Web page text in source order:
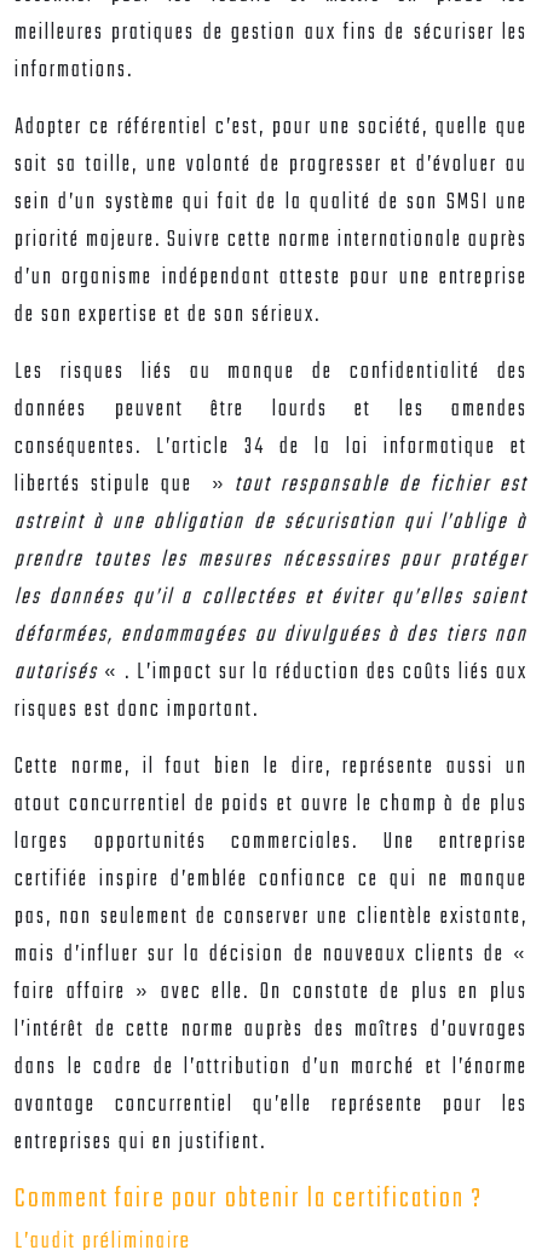
meilleures pratiques de gestion aux fins de sécuriser les
informations.
Adopter ce référentiel c’est, pour une société, quelle que
soit sa taille, une volonté de progresser et d’évoluer au
sein d’un système qui fait de la qualité de son SMSI une
priorité majeure. Suivre cette norme internationale auprès
d’un organisme indépendant atteste pour une entreprise
de son expertise et de son sérieux.
Les risques liés au manque de confidentialité des
données peuvent être lourds et les amendes
conséquentes. L’article 34 de la loi informatique et
libertés stipule que » tout responsable de fichier est
astreint à une obligation de sécurisation qui l’oblige à
prendre toutes les mesures nécessaires pour protéger
les données qu’il a collectées et éviter qu’elles soient
déformées, endommagées ou divulguées à des tiers non
autorisés « . L’impact sur la réduction des coûts liés aux
risques est donc important.
Cette norme, il faut bien le dire, représente aussi un
atout concurrentiel de poids et ouvre le champ à de plus
larges opportunités commerciales. Une entreprise
certifiée inspire d’emblée confiance ce qui ne manque
pas, non seulement de conserver une clientèle existante,
mais d’influer sur la décision de nouveaux clients de «
faire affaire » avec elle. On constate de plus en plus
l’intérêt de cette norme auprès des maîtres d’ouvrages
dans le cadre de l’attribution d’un marché et l’énorme
avantage concurrentiel qu’elle représente pour les
entreprises qui en justifient.
Comment faire pour obtenir la certification ?
L’audit préliminaire